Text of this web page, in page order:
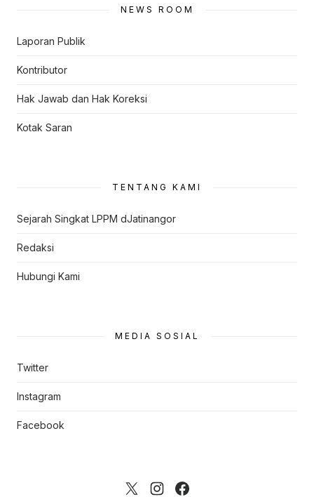
NEWS ROOM
Laporan Publik
Kontributor
Hak Jawab dan Hak Koreksi
Kotak Saran
TENTANG KAMI
Sejarah Singkat LPPM dJatinangor
Redaksi
Hubungi Kami
MEDIA SOSIAL
Twitter
Instagram
Facebook